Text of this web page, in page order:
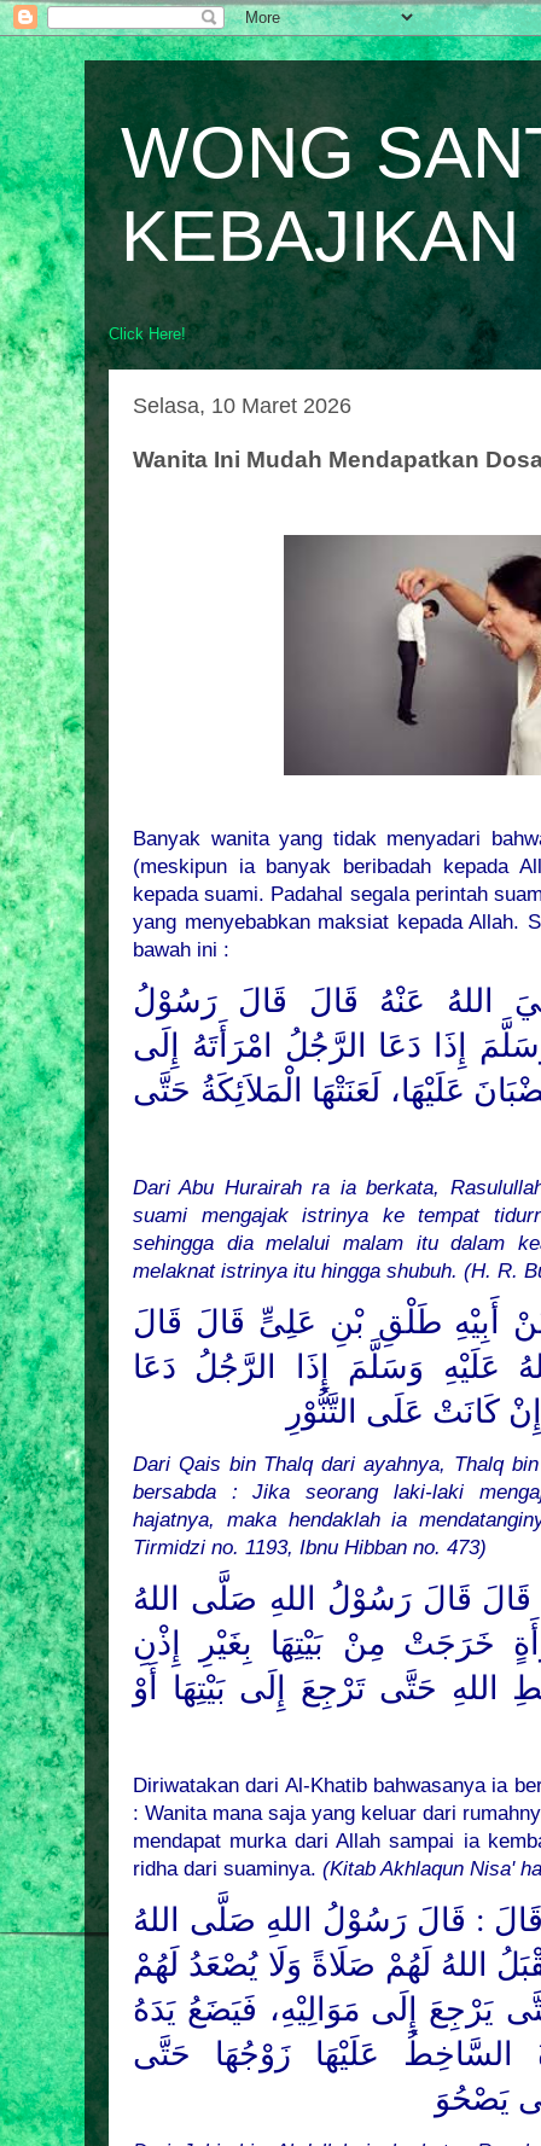
WONG
KEBAJIKAN
Click Here!
Selasa, 10 Maret 2026
Wanita Ini Mudah Mendapatkan
Banyak wanita yang tidak menyadari
(meskipun ia banyak beribadah kepada
kepada suami. Padahal segala perintah
yang menyebabkan maksiat kepada Allah.
bawah ini :
اللهُ عَنْهُ قَالَ قَالَ رَسُوْلُ
إِذَا دَعَا الرَّجُلُ امْرَأَتَهُ إِلَى
عَلَيْهَا، لَعَنَتْهَا الْمَلاَئِكَةُ حَتَّى
Dari Abu Hurairah ra ia berkata,
suami mengajak istrinya ke tempat
sehingga dia melalui malam itu dalam
melaknat istrinya itu hingga shubuh. (H. R.
طَلْقِ بْنِ عَلِىٍّ قَالَ قَالَ
عَلَيْهِ وَسَلَّمَ إِذَا الرَّجُلُ دَعَا
كَانَتْ عَلَى التَّنُّوْرِ
Dari Qais bin Thalq dari ayahnya, Thalq
bersabda : Jika seorang laki-laki
hajatnya, maka hendaklah ia
Tirmidzi no. 1193, Ibnu Hibban no. 473)
قَالَ قَالَ رَسُوْلُ اللهِ صَلَّى اللهُ
خَرَجَتْ مِنْ بَيْتِهَا بِغَيْرِ إِذْنِ
حَتَّى تَرْجِعَ إِلَى بَيْتِهَا أَوْ
Diriwatakan dari Al-Khatib bahwasanya ia
: Wanita mana saja yang keluar dari
mendapat murka dari Allah sampai ia
ridha dari suaminya. (Kitab Akhlaqun Nisa'
قَالَ : قَالَ رَسُوْلُ اللهِ صَلَّى اللهُ
اللهُ لَهُمْ صَلَاةً وَلَا يُصْعَدُ لَهُمْ
يَرْجِعَ إِلَى مَوَالِيْهِ، فَيَضَعُ يَدَهُ
السَّاخِطُ عَلَيْهَا زَوْجُهَا حَتَّى
يَصْحُوَ